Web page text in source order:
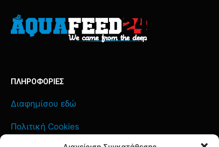
ΠΛΗΡΟΦΟΡΙΕΣ
Διαφημίσου εδώ
Πολιτική Cookies